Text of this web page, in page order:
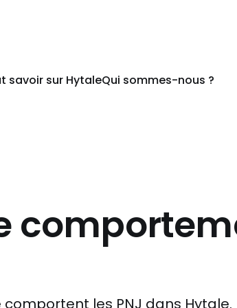
savoir sur HytaleQui sommes-nous ?
les PNJ dans Hytale.